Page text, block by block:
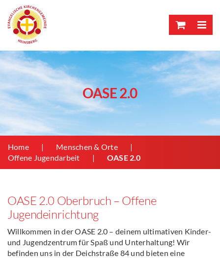
content
OASE 2.0
Home
Menschen & Orte
Offene Jugendarbeit
OASE 2.0
OASE 2.0 Oberbruch – Offene
Jugendeinrichtung
Willkommen in der OASE 2.0 – deinem ultimativen Kinder-
und Jugendzentrum für Spaß und Unterhaltung! Wir
befinden uns in der Deichstraße 84 und bieten eine